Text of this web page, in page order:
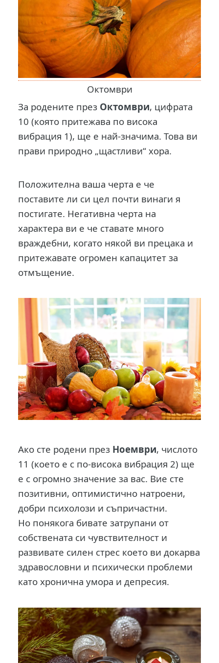
Октомври
За родените през Октомври, цифрата
10 (която притежава по висока
вибрация 1), ще е най-значима. Това ви
прави природно „щастливи“ хора.
Положителна ваша черта е че
поставите ли си цел почти винаги я
постигате. Негативна черта на
характера ви е че ставате много
враждебни, когато някой ви прецака и
притежавате огромен капацитет за
отмъщение.
Ако сте родени през Ноември, числото
11 (което е с по-висока вибрация 2) ще
е с огромно значение за вас. Вие сте
позитивни, оптимистично натроени,
добри психолози и съпричастни.
Но понякога бивате затрупани от
собствената си чувствителност и
развивате силен стрес което ви докарва
здравословни и психически проблеми
като хронична умора и депресия.